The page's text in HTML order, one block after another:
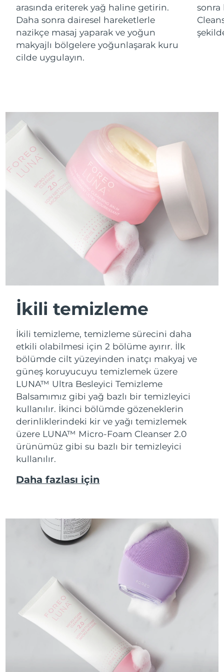
arasında eriterek yağ haline getirin.
Daha sonra dairesel hareketlerle
nazikçe masaj yaparak ve yoğun
makyajlı bölgelere yoğunlaşarak kuru
cilde uygulayın.
sonra
İkili temizleme
İkili temizleme, temizleme sürecini daha
etkili olabilmesi için 2 bölüme ayırır. İlk
bölümde cilt yüzeyinden inatçı makyaj ve
güneş koruyucuyu temizlemek üzere
LUNA™ Ultra Besleyici Temizleme
Balsamımız gibi yağ bazlı bir temizleyici
kullanılır. İkinci bölümde gözeneklerin
derinliklerindeki kir ve yağı temizlemek
üzere LUNA™ Micro-Foam Cleanser 2.0
ürünümüz gibi su bazlı bir temizleyici
kullanılır.
Daha fazlası için